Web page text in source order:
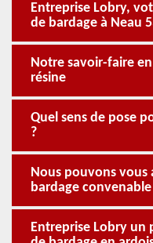
Entreprise Lobry,
de bardage à Neau
Notre savoir-faire
résine
Quel sens de pose
?
Nous pouvons vous
bardage convenable
Entreprise Lobry un